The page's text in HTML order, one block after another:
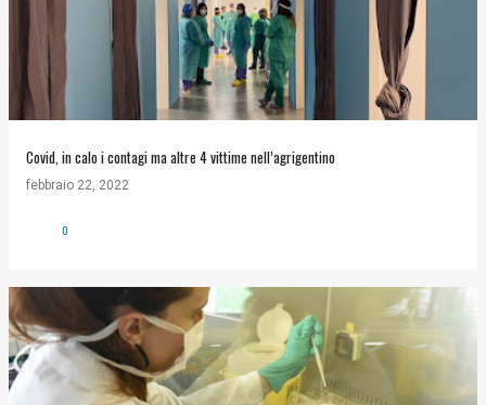
Covid, in calo i contagi ma altre 4 vittime nell’agrigentino
febbraio 22, 2022
0